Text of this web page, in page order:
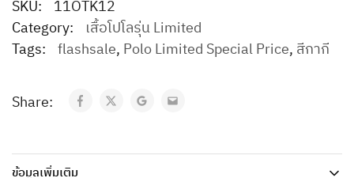
SKU: 11OTK12
Category: เสื้อโปโลรุ่น Limited
Tags: flashsale, Polo Limited Special Price, สีกากี
Share:
ข้อมูลเพิ่มเติม